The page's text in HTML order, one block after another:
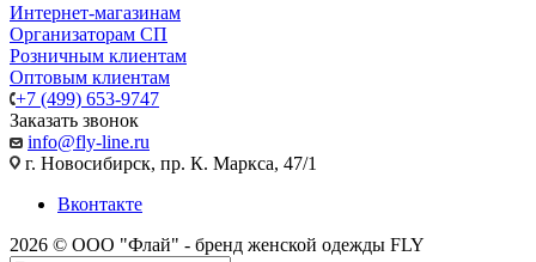
Интернет-магазинам
Организаторам СП
Розничным клиентам
Оптовым клиентам
+7 (499) 653-9747
Заказать звонок
info@fly-line.ru
г. Новосибирск, пр. К. Маркса, 47/1
Вконтакте
2026 © ООО "Флай" - бренд женской одежды FLY